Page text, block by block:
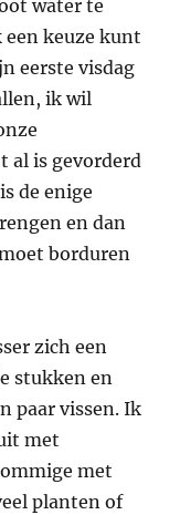
water te
een keuze kunt
eerste visdag
ik wil
al is gevorderd
de enige
en dan
borduren
zich een
stukken en
paar vissen. Ik
met
met
planten of